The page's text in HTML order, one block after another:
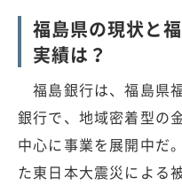
福島県の現状と
実績は？
福島銀行は、福島県
銀行で、地域密着型の
中心に事業を展開中だ
た東日本大震災による